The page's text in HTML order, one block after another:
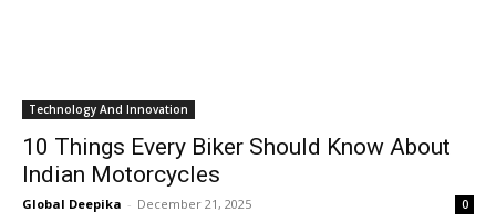
Technology And Innovation
10 Things Every Biker Should Know About
Indian Motorcycles
Global Deepika - December 21, 2025 0